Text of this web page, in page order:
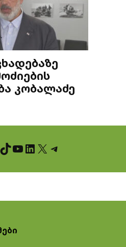
კობალაძე
TikTok YouTube LinkedIn X Telegram